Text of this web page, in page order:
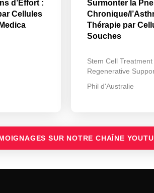
d’Effort :
Cellules
Surmonter la
Chronique/
Thérapie par
Souches
Stem Cell
Regenerative
Phil d'Australie
SUR NOTRE CHAÎNE